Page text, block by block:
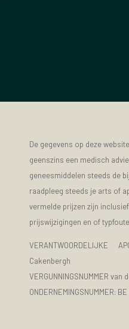
De gegevens op deze
geenszins een medisch
geneesmiddelen steeds de
raadpleeg steeds je arts of
vermelde prijzen zijn
prijswijzigingen en of
Cakenbergh
VERGUNNINGSNUMMER van
ONDERNEMINGSNUMMER: BE